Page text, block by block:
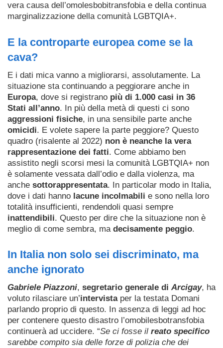
vera causa dell’omolesbobitransfobia e della continua
marginalizzazione della comunità LGBTQIA+.
E la controparte europea come se la
cava?
E i dati mica vanno a migliorarsi, assolutamente. La
situazione sta continuando a peggiorare anche in
Europa, dove si registrano più di 1.000 casi in 36
Stati all’anno. In più della metà di questi ci sono
aggressioni fisiche, in una sensibile parte anche
omicidi. E volete sapere la parte peggiore? Questo
quadro (risalente al 2022) non è neanche la vera
rappresentazione dei fatti. Come abbiamo ben
assistito negli scorsi mesi la comunità LGBTQIA+ non
è solamente vessata dall’odio e dalla violenza, ma
anche sottorappresentata. In particolar modo in Italia,
dove i dati hanno lacune incolmabili e sono nella loro
totalità insufficienti, rendendoli quasi sempre
inattendibili. Questo per dire che la situazione non è
meglio di come sembra, ma decisamente peggio.
In Italia non solo sei discriminato, ma
anche ignorato
Gabriele Piazzoni, segretario generale di Arcigay, ha
voluto rilasciare un’intervistaper la testata Domani
parlando proprio di questo. In assenza di leggi ad hoc
per contenere questo disastro l’omobilesbotransfobia
continuerà ad uccidere. “Se ci fosse il reato specifico
sarebbe compito sia delle forze di polizia che dei